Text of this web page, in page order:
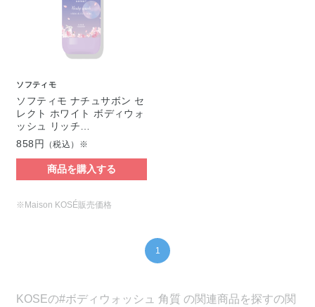
ソフティモ
ソフティモ ナチュサボン セ
レクト ホワイト ボディウォ
ッシュ リッチ…
858円
（税込）※
商品を購入する
※Maison KOSÉ販売価格
1
KOSEの#ボディウォッシュ 角質 の関連商品を探すの関